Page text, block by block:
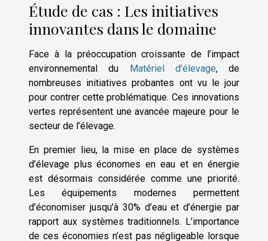
Étude de cas : Les initiatives
innovantes dans le domaine
Face à la préoccupation croissante de l’impact
environnemental du
Matériel d’élevage, de
nombreuses initiatives probantes ont vu le jour
pour contrer cette problématique. Ces innovations
vertes représentent une avancée majeure pour le
secteur de l’élevage.
En premier lieu, la mise en place de systèmes
d’élevage plus économes en eau et en énergie
est désormais considérée comme une priorité.
Les équipements modernes permettent
d’économiser jusqu’à 30% d’eau et d’énergie par
rapport aux systèmes traditionnels. L’importance
de ces économies n’est pas négligeable lorsque